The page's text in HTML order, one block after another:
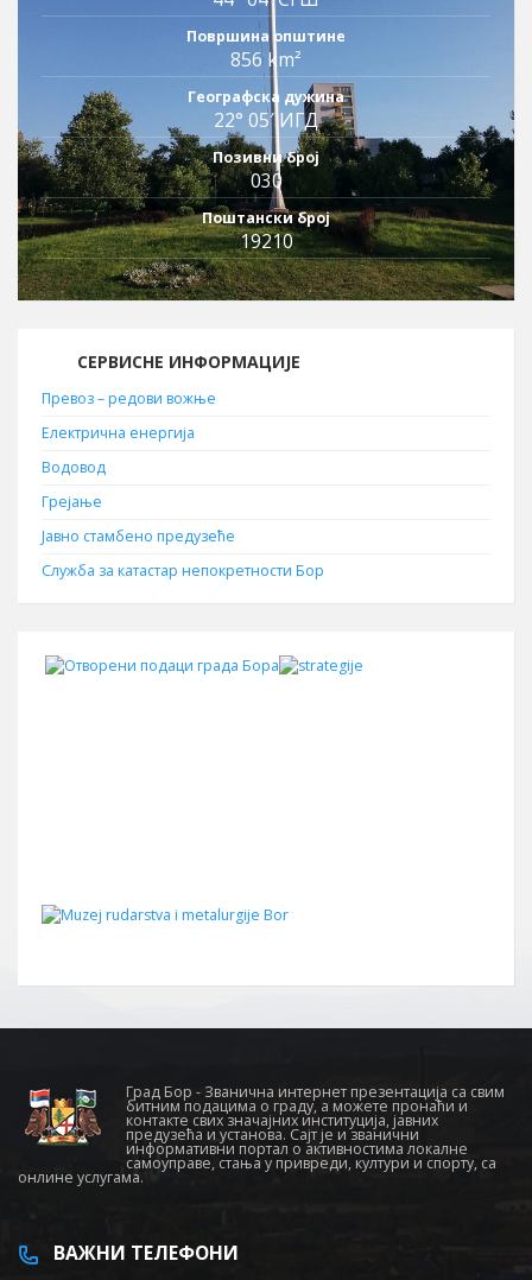
Површина општине
856 km²
Географска дужина
22° 05′ ИГД
Позивни број
030
Поштански број
19210
СЕРВИСНЕ ИНФОРМАЦИЈЕ
Превоз – редови вожње
Електрична енергија
Водовод
Грејање
Јавно стамбено предузеће
Служба за катастар непокретности Бор
Град Бор - Званична интернет презентација са свим
битним подацима о граду, а можете пронаћи и
контакте свих значајних институција, јавних
предузећа и установа. Сајт је и званични
информативни портал о активностима локалне
самоуправе, стања у привреди, култури и спорту, са
онлине услугама.
ВАЖНИ ТЕЛЕФОНИ